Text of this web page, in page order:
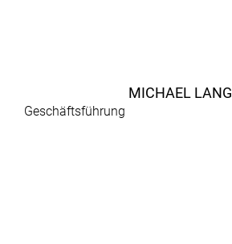
MICHAEL LANG
Geschäftsführung